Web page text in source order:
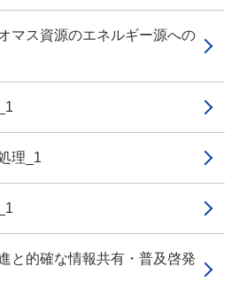
マス資源のエネルギー源への
理_1
的確な情報共有・普及啓発